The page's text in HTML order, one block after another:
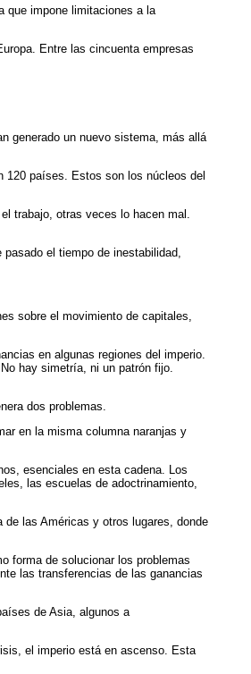
que impone limitaciones a la
Entre las cincuenta empresas
generado un nuevo sistema, más allá
120 países. Estos son los núcleos del
trabajo, otras veces lo hacen mal.
el tiempo de inestabilidad,
sobre el movimiento de capitales,
en algunas regiones del imperio.
hay simetría, ni un patrón fijo.
dos problemas.
en la misma columna naranjas y
esenciales en esta cadena. Los
las escuelas de adoctrinamiento,
las Américas y otros lugares, donde
forma de solucionar los problemas
las transferencias de las ganancias
de Asia, algunos a
el imperio está en ascenso. Esta